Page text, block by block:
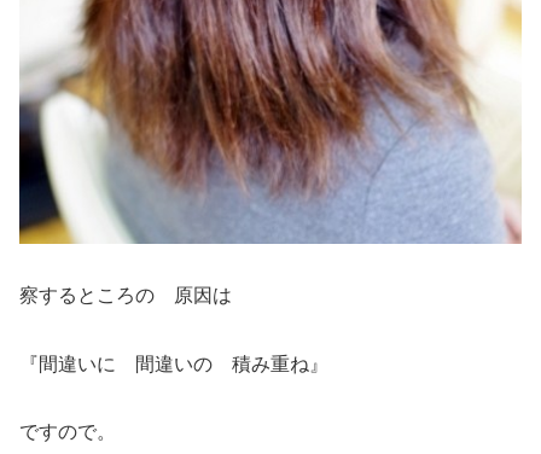
察するところの 原因は
『間違いに 間違いの 積み重ね』
ですので。